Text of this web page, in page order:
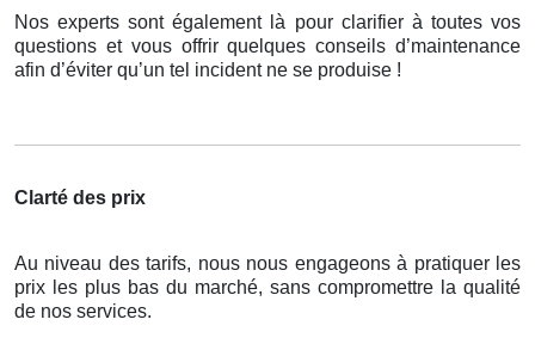
Nos experts sont également là pour clarifier à toutes vos
questions et vous offrir quelques conseils d’maintenance
afin d’éviter qu’un tel incident ne se produise !
Clarté des prix
Au niveau des tarifs, nous nous engageons à pratiquer les
prix les plus bas du marché, sans compromettre la qualité
de nos services.